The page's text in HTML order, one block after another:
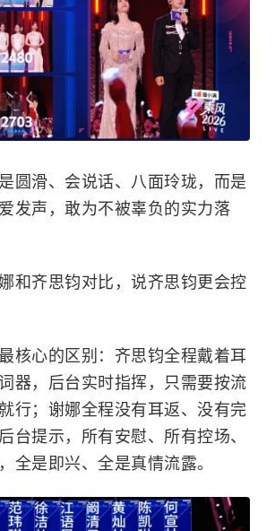
圆滑、会说话、八面玲珑，而是
发声，敢为不被辜负的实力落
和齐思钧对比，说齐思钧更会控
核心的区别：齐思钧全程戴着耳
器，后台实时指挥，只需要按流
行；谢娜全程没有耳返、没有完
台提示，所有安慰、所有控场、
全是即兴、全是真情流露。